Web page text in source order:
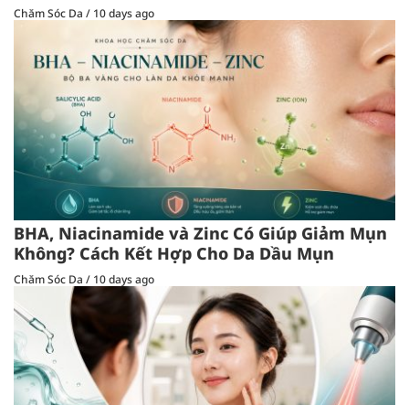
Chăm Sóc Da / 10 days ago
BHA, Niacinamide và Zinc Có Giúp Giảm Mụn
Không? Cách Kết Hợp Cho Da Dầu Mụn
Chăm Sóc Da / 10 days ago